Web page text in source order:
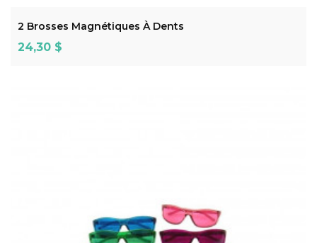
2 Brosses Magnétiques À Dents
Prix
24,30 $